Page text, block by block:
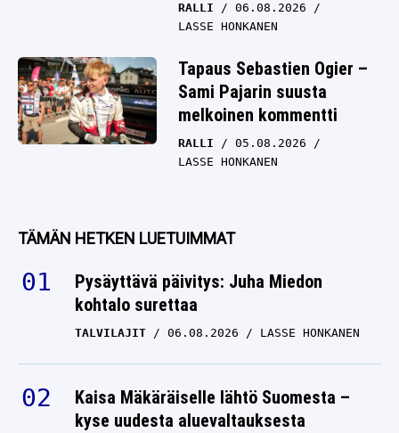
RALLI
06.08.2026
LASSE HONKANEN
Tapaus Sebastien Ogier –
Sami Pajarin suusta
melkoinen kommentti
RALLI
05.08.2026
LASSE HONKANEN
TÄMÄN HETKEN LUETUIMMAT
Pysäyttävä päivitys: Juha Miedon
kohtalo surettaa
TALVILAJIT 06.08.2026 LASSE HONKANEN
Kaisa Mäkäräiselle lähtö Suomesta –
kyse uudesta aluevaltauksesta